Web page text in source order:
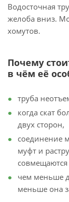
Водосточная
желоба вниз.
хомутов.
Почему
в чём её
труба
когда скат
двух сторон,
соединение
муфт и
чем меньше
меньше она